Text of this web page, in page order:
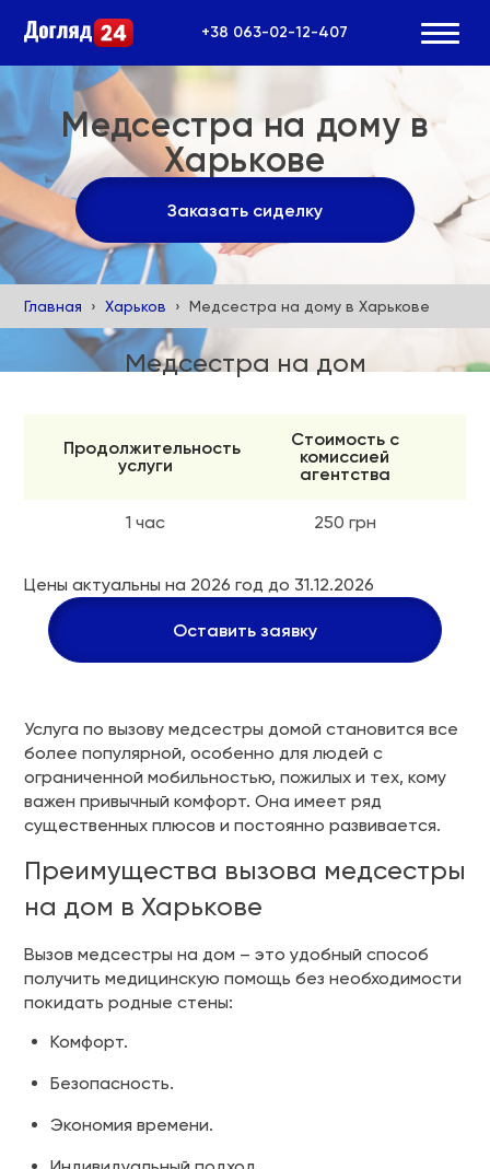
+38 063-02-12-407
Медсестра на дому в
Харькове
Заказать сиделку
Главная Харьков Медсестра на дому в Харькове
Медсестра на дом
Продолжительность
услуги
Стоимость с
комиссией
агентства
1 час 250 грн
Цены актуальны на 2026 год до 31.12.2026
Оставить заявку
Услуга по вызову медсестры домой становится все
более популярной, особенно для людей с
ограниченной мобильностью, пожилых и тех, кому
важен привычный комфорт. Она имеет ряд
существенных плюсов и постоянно развивается.
Преимущества вызова медсестры
на дом в Харькове
Вызов медсестры на дом – это удобный способ
получить медицинскую помощь без необходимости
покидать родные стены:
Комфорт.
Безопасность.
Экономия времени.